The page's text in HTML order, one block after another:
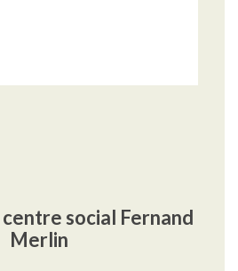
social Fernand
Merlin